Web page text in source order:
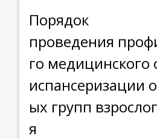
Порядок
проведения
го медицинского
испансеризации
ых групп
я